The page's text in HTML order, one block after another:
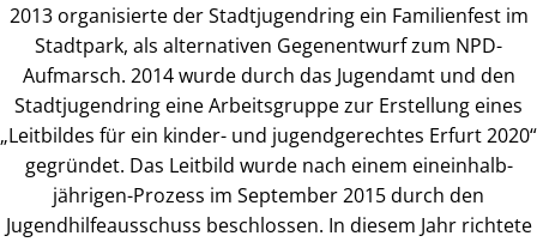
2013 organisierte der Stadtjugendring ein Familienfest im
Stadtpark, als alternativen Gegenentwurf zum NPD-
Aufmarsch. 2014 wurde durch das Jugendamt und den
Stadtjugendring eine Arbeitsgruppe zur Erstellung eines
„Leitbildes für ein kinder- und jugendgerechtes Erfurt 2020“
gegründet. Das Leitbild wurde nach einem eineinhalb-
jährigen-Prozess im September 2015 durch den
Jugendhilfeausschuss beschlossen. In diesem Jahr richtete